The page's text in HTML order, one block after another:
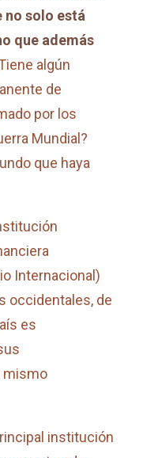
no solo está
que además
algún
de
por los
Mundial?
que haya
Internacional)
occidentales, de
es
mismo
institución